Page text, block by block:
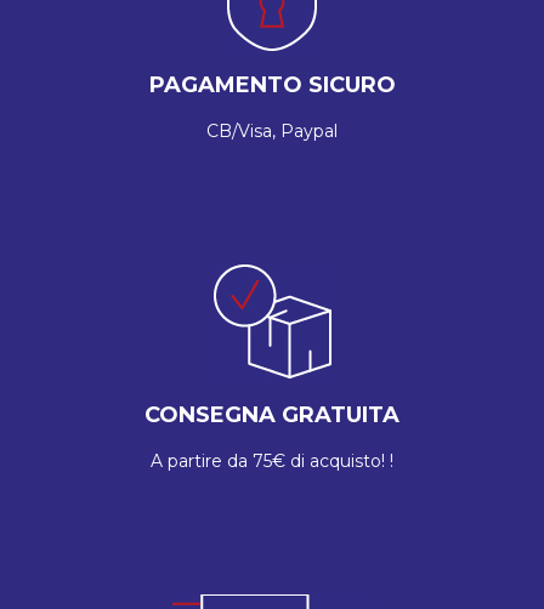
PAGAMENTO SICURO
CB/Visa, Paypal
CONSEGNA GRATUITA
A partire da 75€ di acquisto! !